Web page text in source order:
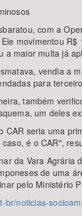
com a
movimentou
a maior multa já
vendia a
para
também
um deles
CAR seria uma
é o CAR",
da Vara
de uma
pelo Ministério
br/noticias-